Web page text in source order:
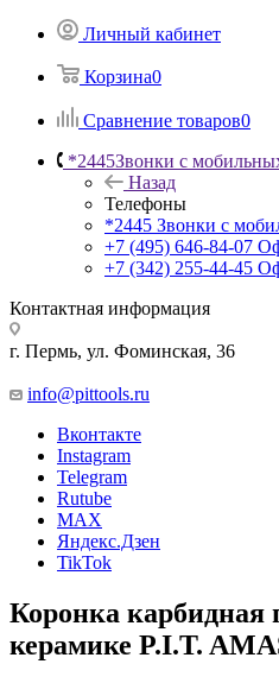
Личный кабинет
Корзина0
Сравнение товаров0
*2445Звонки с
Назад
Телефоны
*2445 Звонки с
+7 (495) 646-84-07
+7 (342) 255-44-45
Контактная информация
г. Пермь, ул. Фоминская, 36
info@pittools.ru
Вконтакте
Instagram
Telegram
Rutube
MAX
Яндекс.Дзен
TikTok
Коронка карбидная
керамике P.I.T.